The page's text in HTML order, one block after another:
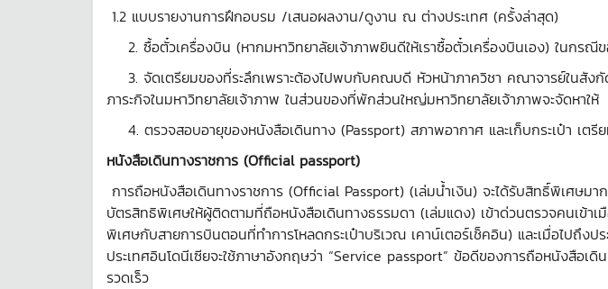
1.2 แบบรายงานการฝึกอบรม /เสนอผลงาน/ดูงาน ณ ต่างประเทศ (ครั้งล่าสุด)
2. ซื้อตั๋วเครื่องบิน (หากมหาวิทยาลัยเจ้าภาพยินดีให้เราซื้อตั๋วเครื่องบินเอง) ในกรณี
3. จัดเตรียมของที่ระลึกเพราะต้องไปพบกับคณบดี หัวหน้าภาควิชา คณาจารย์ในสัง
ภาระกิจในมหาวิทยาลัยเจ้าภาพ ในส่วนของที่พักส่วนใหญ่มหาวิทยาลัยเจ้าภาพจะจัดหาให้
4. ตรวจสอบอายุของหนังสือเดินทาง (Passport) สภาพอากาศ และเก็บกระเป๋า เตรี
หนังสือเดินทางราชการ (Official passport)
การถือหนังสือเดินทางราชการ (Official Passport) (เล่มน้ำเงิน) จะได้รับสิทธิ์พิเศษม
บัตรสิทธิพิเศษให้ผู้ติดตามที่ถือหนังสือเดินทางธรรมดา (เล่มแดง) เข้าด่วนตรวจคนเข้
พิเศษกับสายการบินตอนที่ทำการโหลดกระเป๋าบริเวณ เคาน์เตอร์เช็คอิน) และเมื่อไปถึ
ประเทศอินโดนีเซียจะใช้ภาษาอังกฤษว่า “Service passport” ข้อดีของการถือหนังสือ
รวดเร็ว